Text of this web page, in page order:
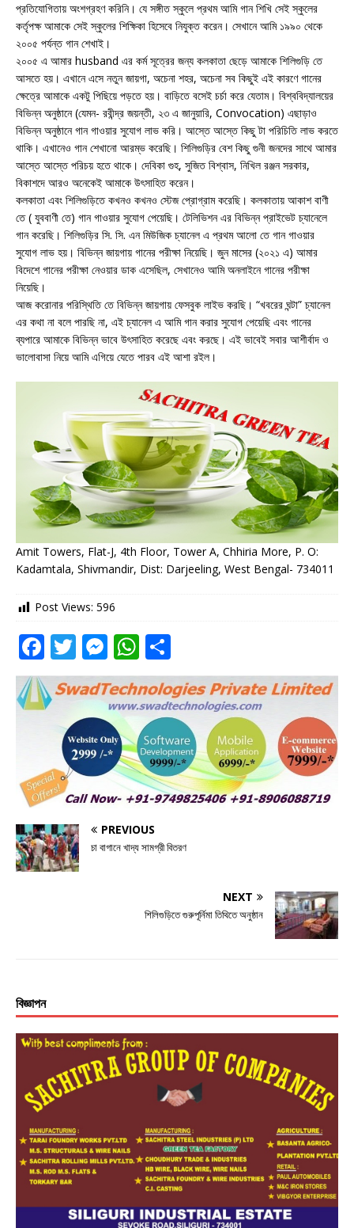
প্রতিযোগিতায় অংশগ্রহণ করিনি। যে সঙ্গীত স্কুলে প্রথম আমি গান শিখি সেই স্কুলের
কর্তৃপক্ষ আমাকে সেই স্কুলের শিক্ষিকা হিসেবে নিযুক্ত করেন। সেখানে আমি ১৯৯০ থেকে
২০০৫ পর্যন্ত গান শেখাই।
২০০৫ এ আমার husband এর কর্ম সূত্রের জন্য কলকাতা ছেড়ে আমাকে শিলিগুড়ি তে
আসতে হয়। এখানে এসে নতুন জায়গা, অচেনা শহর, অচেনা সব কিছুই এই কারণে গানের
ক্ষেত্রে আমাকে একটু পিছিয়ে পড়তে হয়। বাড়িতে বসেই চর্চা করে যেতাম। বিশ্ববিদ্যালয়ের
বিভিন্ন অনুষ্ঠানে (যেমন- রবীন্দ্র জয়ন্তী, ২৩ এ জানুয়ারি, Convocation) এছাড়াও
বিভিন্ন অনুষ্ঠানে গান গাওয়ার সুযোগ লাভ করি। আস্তে আস্তে কিছু টা পরিচিতি লাভ করতে
থাকি। এখানেও গান শেখানো আরম্ভ করেছি। শিলিগুড়ির বেশ কিছু গুনী জনদের সাথে আমার
আস্তে আস্তে পরিচয় হতে থাকে। দেবিকা গুহ, সুজিত বিশ্বাস, নিখিল রঞ্জন সরকার,
বিকাশদে আরও অনেকেই আমাকে উৎসাহিত করেন।
কলকাতা এবং শিলিগুড়িতে কখনও কখনও স্টেজ প্রোগ্রাম করেছি। কলকাতায় আকাশ বাণী
তে ( যুববাণী তে) গান গাওয়ার সুযোগ পেয়েছি। টেলিভিশন এর বিভিন্ন প্রাইভেট চ্যানেলে
গান করেছি। শিলিগুড়ির সি. সি. এন মিউজিক চ্যানেল এ প্রথম আলো তে গান গাওয়ার
সুযোগ লাভ হয়। বিভিন্ন জায়গায় গানের পরীক্ষা নিয়েছি। জুন মাসের (২০২১ এ) আমার
বিদেশে গানের পরীক্ষা নেওয়ার ডাক এসেছিল, সেখানেও আমি অনলাইনে গানের পরীক্ষা
নিয়েছি।
আজ করোনার পরিস্থিতি তে বিভিন্ন জায়গায় ফেসবুক লাইভ করছি। “খবরের ঘন্টা” চ্যানেল
এর কথা না বলে পারছি না, এই চ্যানেল এ আমি গান করার সুযোগ পেয়েছি এবং গানের
ব্যপারে আমাকে বিভিন্ন ভাবে উৎসাহিত করেছে এবং করছে। এই ভাবেই সবার আশীর্বাদ ও
ভালোবাসা নিয়ে আমি এগিয়ে যেতে পারব এই আশা রইল।
Amit Towers, Flat-J, 4th Floor, Tower A, Chhiria More, P. O:
Kadamtala, Shivmandir, Dist: Darjeeling, West Bengal- 734011
Post Views: 596
F
a
c
e
o
o
k
T
w
it
te
r
M
e
ss
e
n
g
e
r
W
h
at
s
A
p
p
h
ar
e
PREVIOUS
চা বাগানে খাদ্য সামগ্রী বিতরণ
NEXT
শিলিগুড়িতে গুরুপূর্নিমা তিথিতে অনুষ্ঠান
বিজ্ঞাপন